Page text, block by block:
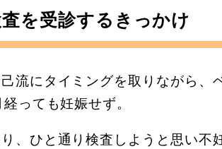
を受診するきっかけ
流にタイミングを取りながら、
っても妊娠せず。
、ひと通り検査しようと思い不